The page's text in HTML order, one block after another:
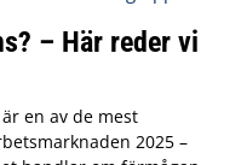
– Här reder vi
en av de mest
2025 –